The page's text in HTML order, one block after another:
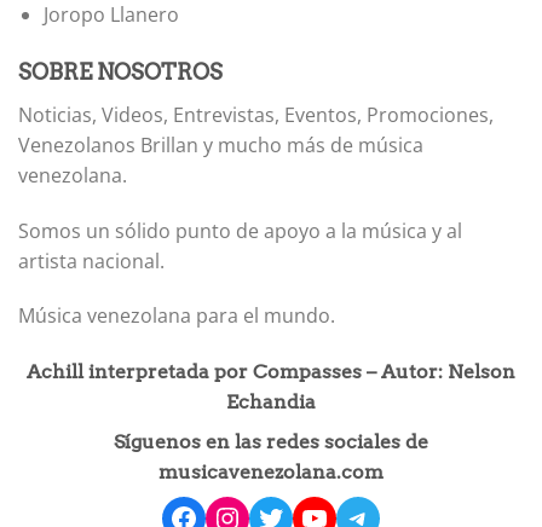
Joropo Llanero
SOBRE NOSOTROS
Noticias, Videos, Entrevistas, Eventos, Promociones,
Venezolanos Brillan y mucho más de música
venezolana.
Somos un sólido punto de apoyo a la música y al
artista nacional.
Música venezolana para el mundo.
Achill interpretada por Compasses – Autor: Nelson
Echandia
Síguenos en las redes sociales de
musicavenezolana.com
facebook
instagram
Twitter
YouTube
Telegram